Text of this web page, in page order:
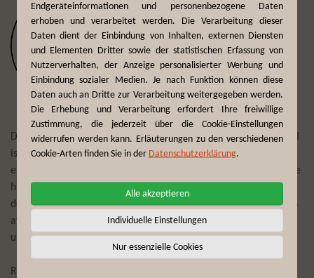
Endgeräteinformationen und personenbezogene Daten
erhoben und verarbeitet werden. Die Verarbeitung dieser
Daten dient der Einbindung von Inhalten, externen Diensten
und Elementen Dritter sowie der statistischen Erfassung von
Nutzerverhalten, der Anzeige personalisierter Werbung und
Einbindung sozialer Medien. Je nach Funktion können diese
Daten auch an Dritte zur Verarbeitung weitergegeben werden.
Die Erhebung und Verarbeitung erfordert Ihre freiwillige
Zustimmung, die jederzeit über die Cookie-Einstellungen
widerrufen werden kann. Erläuterungen zu den verschiedenen
Cookie-Arten finden Sie in der Datenschutzerklärung.
Alle akzeptieren
Individuelle Einstellungen
Nur essenzielle Cookies
Der Reiseveranstalter First Reisebüro Mönchengladbach GmbH
ist seit mehr als 75 Jahren Experte darin, Reisewünsche zu
erfüllen und täglich individuelle Trips und Touren zu planen. Die
hier angebotenen Erlebnisreisen zu Traumdestinationen auf
dem afrikanischen Kontinent bescheren Ihnen, gepaart mit den
afrikanischen Wurzeln der Brand-Story von Fynch-Hatton,
unvergessliche Momente.
Reiseempfehlungen und Reiseneuheiten bekommen Sie mit